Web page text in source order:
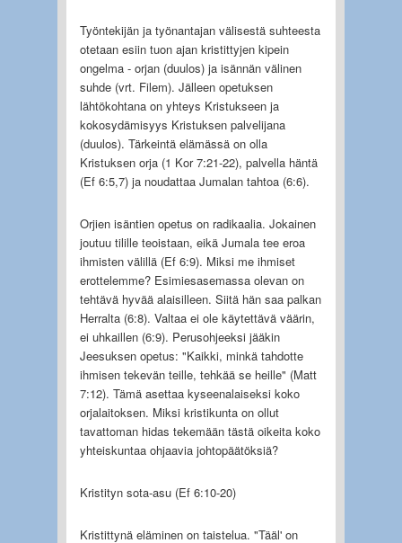
Työntekijän ja työnantajan välisestä suhteesta
otetaan esiin tuon ajan kristittyjen kipein
ongelma - orjan (duulos) ja isännän välinen
suhde (vrt. Filem). Jälleen opetuksen
lähtökohtana on yhteys Kristukseen ja
kokosydämisyys Kristuksen palvelijana
(duulos). Tärkeintä elämässä on olla
Kristuksen orja (1 Kor 7:21-22), palvella häntä
(Ef 6:5,7) ja noudattaa Jumalan tahtoa (6:6).
Orjien isäntien opetus on radikaalia. Jokainen
joutuu tilille teoistaan, eikä Jumala tee eroa
ihmisten välillä (Ef 6:9). Miksi me ihmiset
erottelemme? Esimiesasemassa olevan on
tehtävä hyvää alaisilleen. Siitä hän saa palkan
Herralta (6:8). Valtaa ei ole käytettävä väärin,
ei uhkaillen (6:9). Perusohjeeksi jääkin
Jeesuksen opetus: "Kaikki, minkä tahdotte
ihmisen tekevän teille, tehkää se heille" (Matt
7:12). Tämä asettaa kyseenalaiseksi koko
orjalaitoksen. Miksi kristikunta on ollut
tavattoman hidas tekemään tästä oikeita koko
yhteiskuntaa ohjaavia johtopäätöksiä?
Kristityn sota-asu (Ef 6:10-20)
Kristittynä eläminen on taistelua. "Tääl' on